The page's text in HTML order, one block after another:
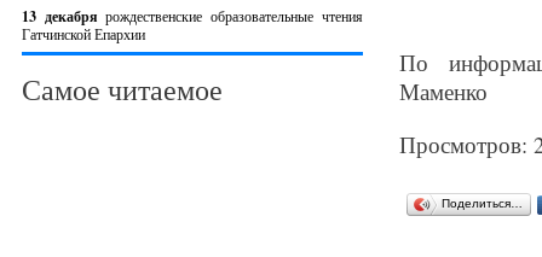
13 декабрярождественские образовательные чтения
Гатчинской Епархии
Самое читаемое
По
Маменко
Просмотров:
Поделиться…